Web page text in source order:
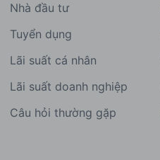
Nhà đầu tư
Tuyển dụng
Lãi suất cá nhân
Lãi suất doanh nghiệp
Câu hỏi thường gặp